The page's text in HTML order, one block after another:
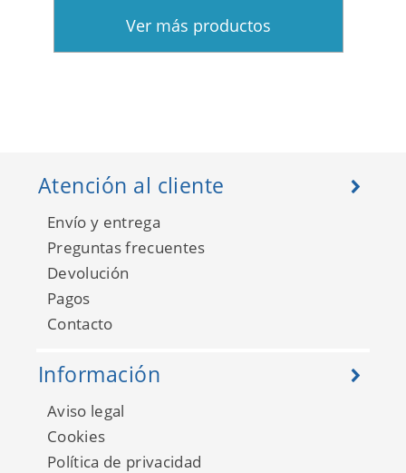
Ver más productos
Atención al cliente
Envío y entrega
Preguntas frecuentes
Devolución
Pagos
Contacto
Información
Aviso legal
Cookies
Política de privacidad